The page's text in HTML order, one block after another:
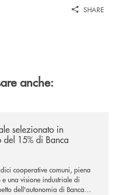
SHARE
anche:
selezionato in
del 15% di Banca
cooperative comuni, piena
una visione industriale di
dell'autonomia di Banca